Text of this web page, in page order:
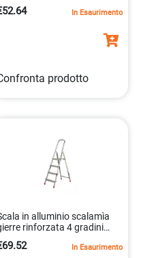
In Esaurimento
prodotto
in alluminio scalamìa
rinforzata 4 gradini
In Esaurimento